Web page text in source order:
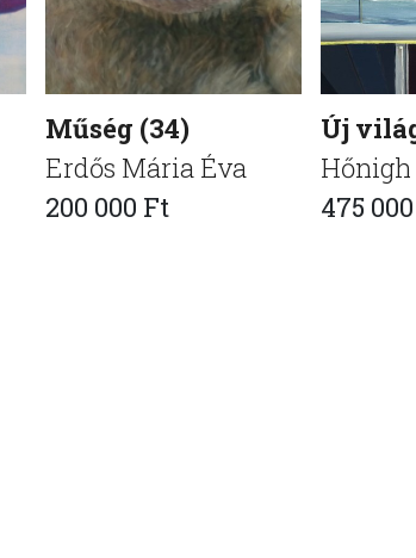
Műség (34)
Erdős Mária Éva
200 000 Ft
Új
475